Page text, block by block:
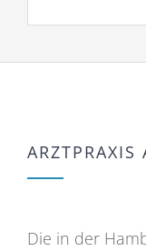
ARZTPRAXIS
Die in der